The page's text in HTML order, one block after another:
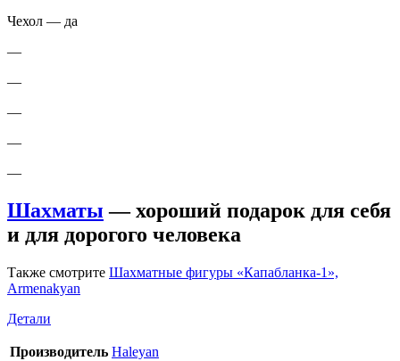
Чехол — да
—
—
—
—
—
Шахматы — хороший подарок для себя
и для дорогого человека
Также смотрите Шахматные фигуры «Капабланка-1»,
Armenakyan
Детали
Производитель Haleyan